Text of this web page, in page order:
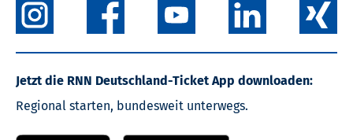
Jetzt die RNN Deutschland-Ticket App downloaden:
Regional starten, bundesweit unterwegs.